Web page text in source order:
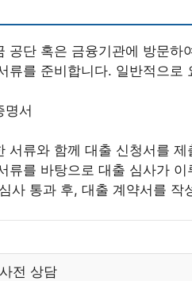
공단 혹은 금융기관에 방문하
류를 준비합니다. 일반적으로
명서
서류와 함께 대출 신청서를 제
류를 바탕으로 대출 심사가 이
사 통과 후, 대출 계약서를 작
사전 상담